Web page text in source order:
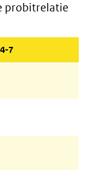
probitrelatie
7